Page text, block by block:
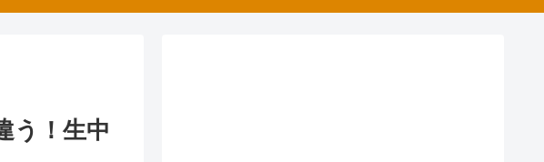
う！生中